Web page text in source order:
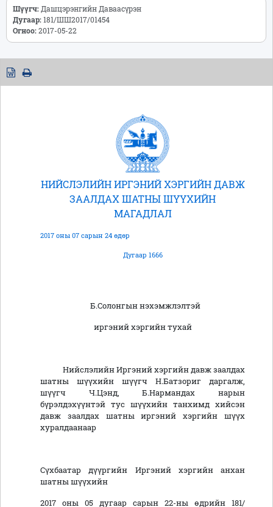
Шүүгч: Дашцэрэнгийн Даваасүрэн
Дугаар:181/ШШ2017/01454
Огноо:2017-05-22
НИЙСЛЭЛИЙН ИРГЭНИЙ ХЭРГИЙН ДАВЖ
ЗААЛДАХ ШАТНЫ ШҮҮХИЙН
МАГАДЛАЛ
2017 оны 07 сарын 24 өдөр
Дугаар 1666
Б.Солонгын нэхэмжлэлтэй
иргэний хэргийн тухай
Нийслэлийн Иргэний хэргийн давж заалдах
шатны шүүхийн шүүгч Н.Батзориг даргалж,
шүүгч Ч.Цэнд, Б.Нармандах нарын
бүрэлдэхүүнтэй тус шүүхийн танхимд хийсэн
давж заалдах шатны иргэний хэргийн шүүх
хуралдаанаар
Сүхбаатар дүүргийн Иргэний хэргийн анхан
шатны шүүхийн
2017 оны 05 дугаар сарын 22-ны өдрийн 181/